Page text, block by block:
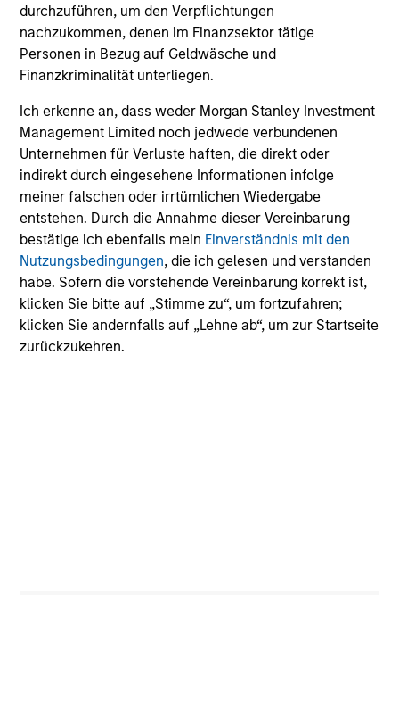
durchzuführen, um den Verpflichtungen
nachzukommen, denen im Finanzsektor tätige
Personen in Bezug auf Geldwäsche und
Finanzkriminalität unterliegen.
Ich erkenne an, dass weder Morgan Stanley Investment
Management Limited noch jedwede verbundenen
Unternehmen für Verluste haften, die direkt oder
indirekt durch eingesehene Informationen infolge
meiner falschen oder irrtümlichen Wiedergabe
entstehen. Durch die Annahme dieser Vereinbarung
bestätige ich ebenfalls mein Einverständnis mit den
Nutzungsbedingungen, die ich gelesen und verstanden
habe. Sofern die vorstehende Vereinbarung korrekt ist,
klicken Sie bitte auf „Stimme zu“, um fortzufahren;
klicken Sie andernfalls auf „Lehne ab“, um zur Startseite
zurückzukehren.
Shane McNamara
Vice President
Romana Tasevska
Vice President
Portfolio Specialists